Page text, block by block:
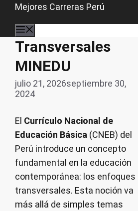
Saltar
contenido
Mejores Carreras Perú
Enfoques
Transversales
MINEDU
julio 21, 2026septiembre 30,
2024
El Currículo Nacional de
Educación Básica (CNEB) del
Perú introduce un concepto
fundamental en la educación
contemporánea: los enfoques
transversales. Esta noción va
más allá de simples temas